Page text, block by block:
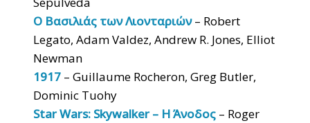
Ο Βασιλιάς των Λιονταριών– Robert
Legato, Adam Valdez, Andrew R. Jones, Elliot
Newman
1917 – Guillaume Rocheron, Greg Butler,
Dominic Tuohy
Star Wars: Skywalker – Η Άνοδος – Roger